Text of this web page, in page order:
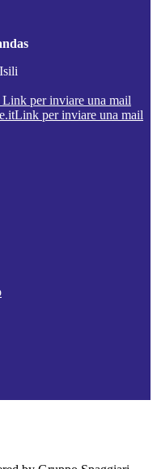
Link per inviare una mail
Link per inviare una mail